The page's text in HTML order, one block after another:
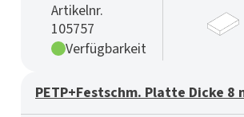
Artikelnr.
105757
Verfügbarkeit
PETP+Festschm. Platte Dicke 8